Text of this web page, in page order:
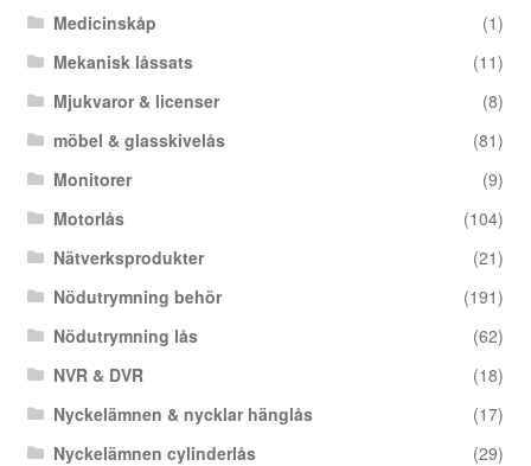
Medicinskåp
(1)
Mekanisk låssats
(11)
Mjukvaror & licenser
(8)
möbel & glasskivelås
(81)
Monitorer
(9)
Motorlås
(104)
Nätverksprodukter
(21)
Nödutrymning behör
(191)
Nödutrymning lås
(62)
NVR & DVR
(18)
Nyckelämnen & nycklar hänglås
(17)
Nyckelämnen cylinderlås
(29)